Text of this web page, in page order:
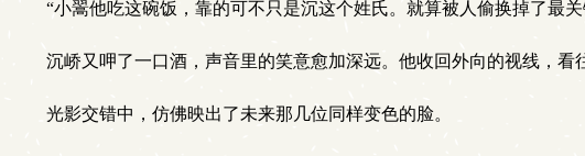
“小翯他吃这碗饭，靠的可不只是沉这个姓氏。就算被人偷换掉了最
沉峤又呷了一口酒，声音里的笑意愈加深远。他收回外向的视线，看
光影交错中，仿佛映出了未来那几位同样变色的脸。